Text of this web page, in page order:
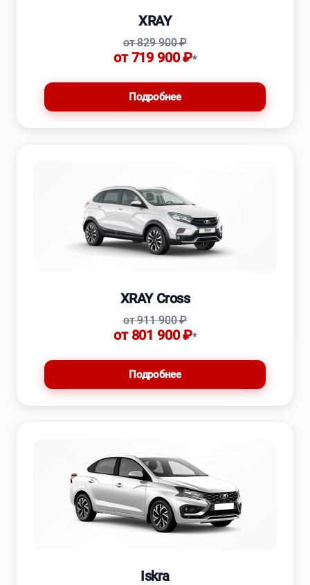
XRAY
от 829 900 ₽
от 719 900 ₽*
Подробнее
XRAY Cross
от 911 900 ₽
от 801 900 ₽*
Подробнее
Iskra